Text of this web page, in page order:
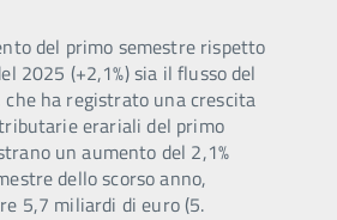
del primo semestre rispetto
2025 (+2,1%) sia il flusso del
che ha registrato una crescita
erariali del primo
un aumento del 2,1%
dello scorso anno,
5,7 miliardi di euro (5.